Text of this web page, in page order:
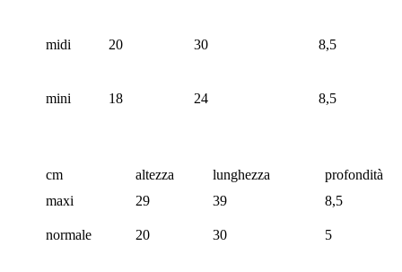
midi 20 30 8,5
mini 18 24 8,5
cm altezza lunghezza
profondità
maxi
29 39 8,5
normale 20 30 5